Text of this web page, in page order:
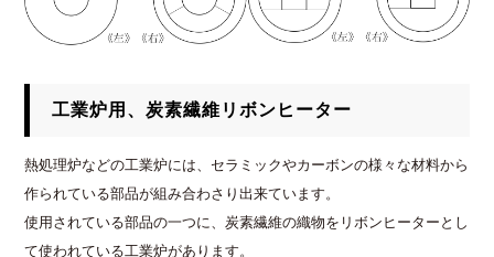
工業炉用、炭素繊維リボンヒーター
熱処理炉などの工業炉には、セラミックやカーボンの様々な材料から
作られている部品が組み合わさり出来ています。
使用されている部品の一つに、炭素繊維の織物をリボンヒーターとし
て使われている工業炉があります。